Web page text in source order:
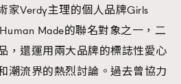
家Verdy主理的個人品牌Girls
Made的聯名對象之一，二
，還運用兩大品牌的標誌性愛心
潮流界的熱烈討論。過去曾協力